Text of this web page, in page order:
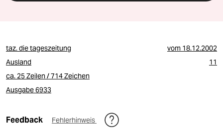
taz. die tageszeitung vom 18.12.2002
Ausland
11
ca. 25 Zeilen / 714 Zeichen
Ausgabe 6933
Feedback Fehlerhinweis